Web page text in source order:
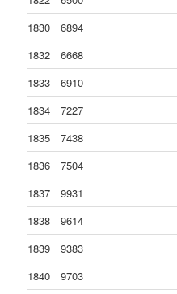
1830
6894
1832
6668
1833
6910
1834
7227
1835
7438
1836
7504
1837
9931
1838
9614
1839
9383
1840
9703